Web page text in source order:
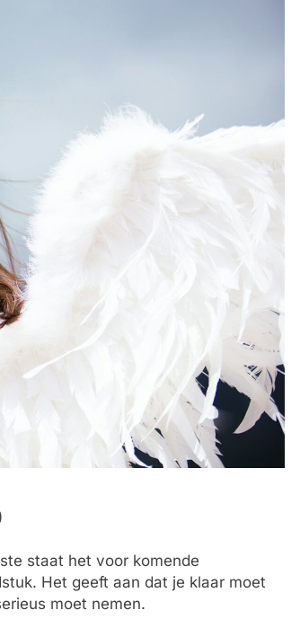
staat het voor komende
Het geeft aan dat je klaar moet
moet nemen.